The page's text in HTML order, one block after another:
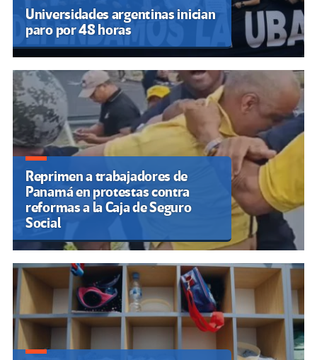
Universidades argentinas inician
paro por 48 horas
Reprimen a trabajadores de
Panamá en protestas contra
reformas a la Caja de Seguro
Social